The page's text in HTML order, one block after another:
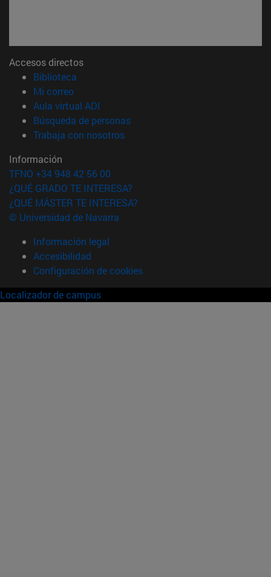
Accesos directos
Biblioteca
Mi correo(abre en nueva ventana)
Aula virtual ADI
Búsqueda de personas(abre en nueva ventana)
Trabaja con nosotros(abre en nueva ventana)
Información
TFNO +34 948 42 56 00
¿QUÉ GRADO TE INTERESA?
¿QUÉ MÁSTER TE INTERESA?
© Universidad de Navarra
Información legal
Accesibilidad
Configuración de cookies
Localizador de campus